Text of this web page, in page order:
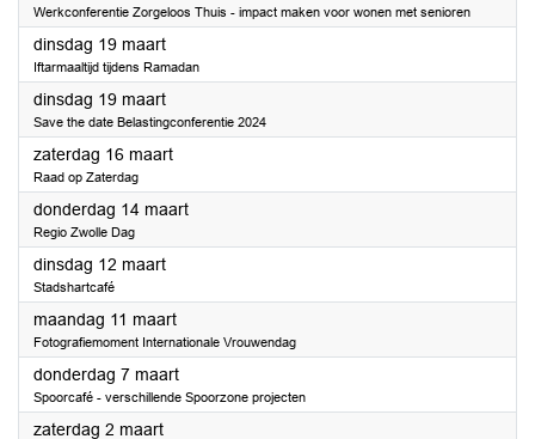
Werkconferentie Zorgeloos Thuis - impact maken voor wonen met senioren
dinsdag 19 maart2024
Iftarmaaltijd tijdens Ramadan
dinsdag 19 maart2024
Save the date Belastingconferentie 2024
zaterdag 16 maart2024
Raad op Zaterdag
donderdag 14 maart2024
Regio Zwolle Dag
dinsdag 12 maart2024
Stadshartcafé
maandag 11 maart2024
Fotografiemoment Internationale Vrouwendag
donderdag 7 maart2024
Spoorcafé - verschillende Spoorzone projecten
zaterdag 2 maart2024